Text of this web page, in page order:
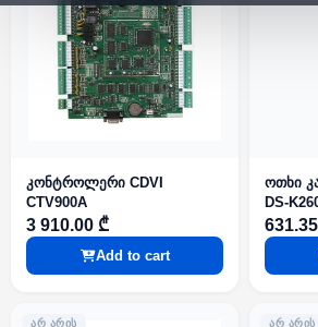
კონტროლერი CDVI
CTV900A
3 910.00 ₾
Add to cart
ოთხი
DS-
ᲐᲠ ᲐᲠᲘᲡ ᲐᲠ ᲐᲠᲘᲡ